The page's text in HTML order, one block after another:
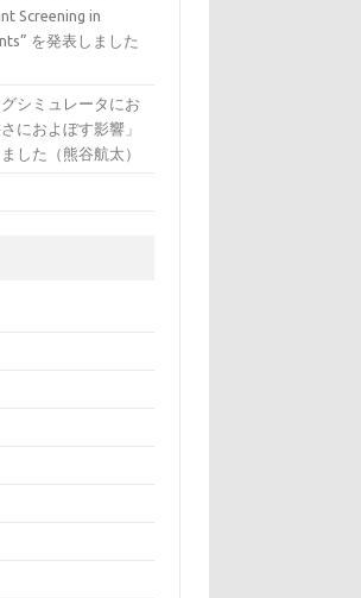
Screening in
を発表しました
シミュレータにお
におよぼす影響」
した（熊谷航太）